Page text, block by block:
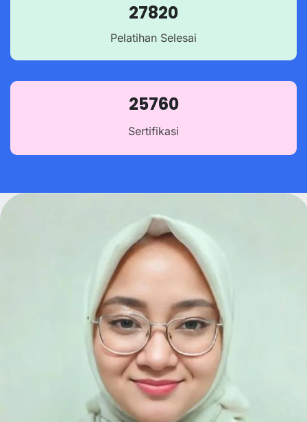
27820
Pelatihan Selesai
25760
Sertifikasi